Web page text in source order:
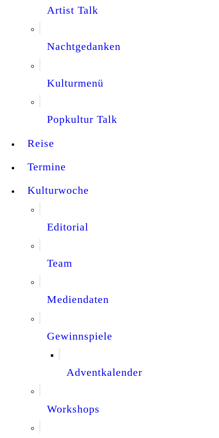
Artist Talk
Nachtgedanken
Kulturmenü
Popkultur Talk
Reise
Termine
Kulturwoche
Editorial
Team
Mediendaten
Gewinnspiele
Adventkalender
Workshops